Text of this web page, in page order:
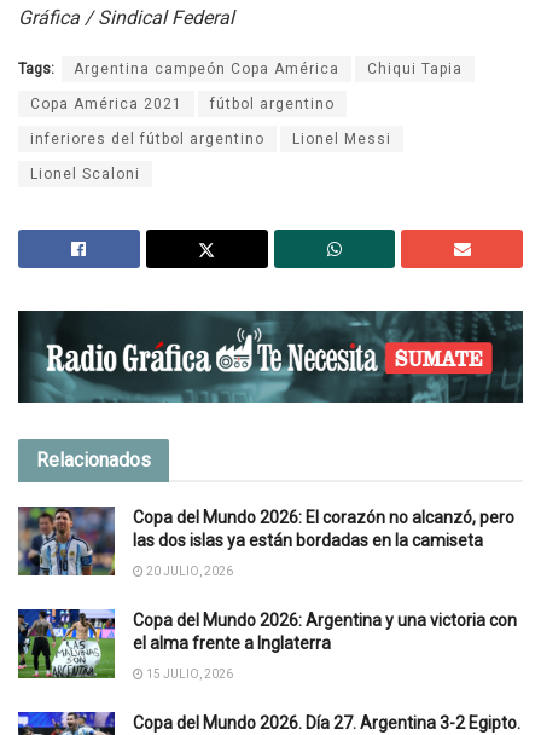
Gráfica / Sindical Federal
Tags: Argentina campeón Copa América Chiqui Tapia
Copa América 2021 fútbol argentino
inferiores del fútbol argentino Lionel Messi
Lionel Scaloni
Relacionados
Copa del Mundo 2026: El corazón no alcanzó, pero
las dos islas ya están bordadas en la camiseta
20 JULIO, 2026
Copa del Mundo 2026: Argentina y una victoria con
el alma frente a Inglaterra
15 JULIO, 2026
Copa del Mundo 2026. Día 27. Argentina 3-2 Egipto.